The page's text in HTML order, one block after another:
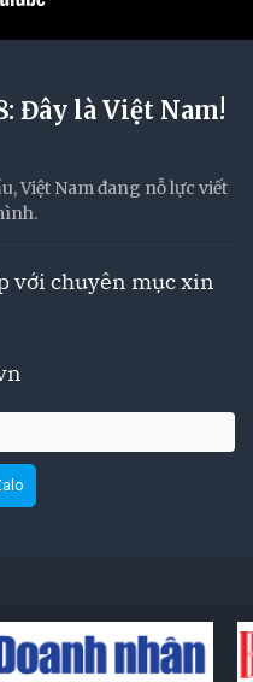
Đây là Việt Nam!
Việt Nam đang nỗ lực viết
với chuyên mục xin